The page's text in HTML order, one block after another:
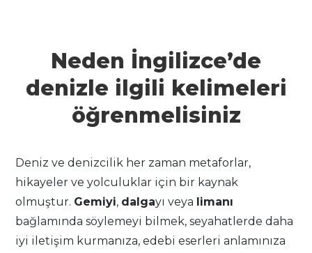
Neden İngilizce’de
denizle ilgili kelimeleri
öğrenmelisiniz
Deniz ve denizcilik her zaman metaforlar,
hikayeler ve yolculuklar için bir kaynak
olmuştur. Gemiyi, dalgayı veya limanı
bağlamında söylemeyi bilmek, seyahatlerde daha
iyi iletişim kurmanıza, edebi eserleri anlamınıza